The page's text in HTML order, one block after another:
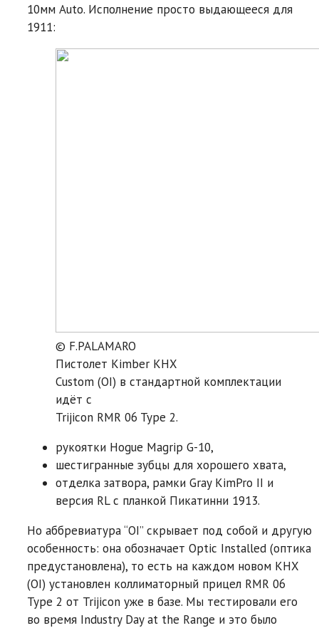
10мм Auto. Исполнение просто выдающееся для
1911:
© F.PALAMARO
Пистолет Kimber KHX
Custom (OI) в стандартной комплектации
идёт с
Trijicon RMR 06 Type 2.
рукоятки Hogue Magrip G-10,
шестигранные зубцы для хорошего хвата,
отделка затвора, рамки Gray KimPro II и
версия RL с планкой Пикатинни 1913.
Но аббревиатура “OI” скрывает под собой и другую
особенность: она обозначает Optic Installed (оптика
предустановлена), то есть на каждом новом KHX
(OI) установлен коллиматорный прицел RMR 06
Type 2 от Trijicon уже в базе. Мы тестировали его
во время Industry Day at the Range и это было